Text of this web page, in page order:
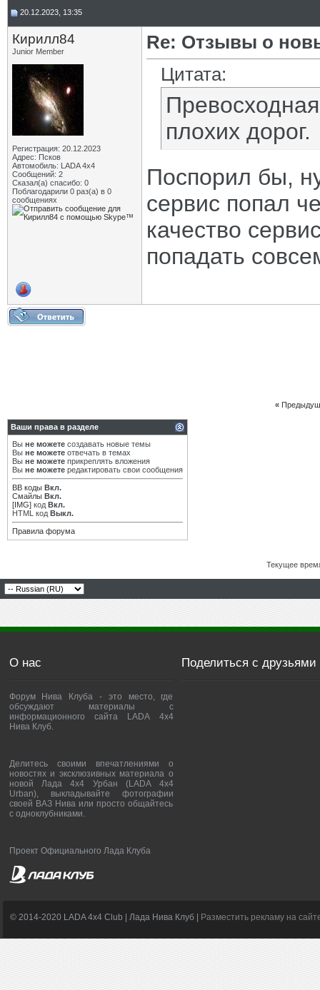
20.12.2023, 13:35
Кирилл84
Junior Member
Регистрация: 20.12.2023
Адрес: Псков
Автомобиль: LADA 4x4
Сообщений: 2
Сказал(а) спасибо: 0
Поблагодарили 0 раз(а) в 0
сообщениях
Re: Отзывы о
Цитата:
плохих дорог.
Поспорил бы,
сервис попал
качество
попадать
«
Ваши права в разделе
Вы не можете создавать новые темы
Вы не можете отвечать в темах
Вы не можете прикреплять вложения
Вы не можете редактировать свои сообщения
BB коды Вкл.
Смайлы Вкл.
[IMG] код Вкл.
HTML код Выкл.
Правила форума
Текущее
О нас
Форум Нива Клуба - это место, где
обсуждают материалы с
информационного сайта LADA 4x4
Нива Клуб.
Делитесь своими впечатлениями о
новостях и эксклюзивных материала о
новой Лада 4х4 Урбан (LADA 4x4
Urban), выкладывайте фотографии
своей ВАЗ Нива или просто общайтесь
с одноклубниками.
Проект Официального Лада Клуба
Поделиться с друзьями
© 2014-2020 LADA 4x4 Club | Лада Нива Клуб | Разместить рекламу на